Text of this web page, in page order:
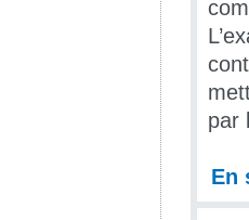
par
En